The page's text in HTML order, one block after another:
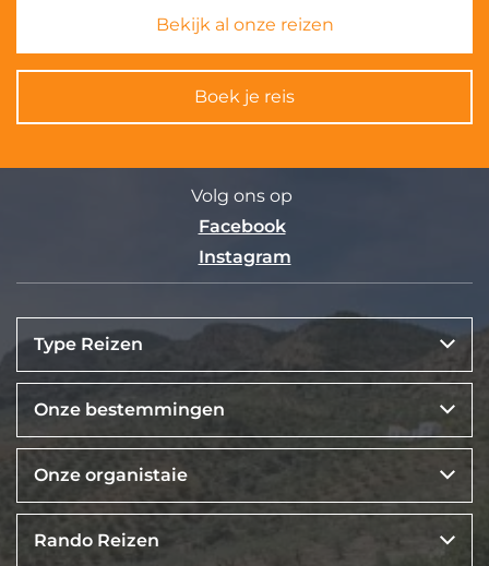
Bekijk al onze reizen
Boek je reis
Volg ons op
Facebook
Instagram
Type Reizen
Onze bestemmingen
Onze organistaie
Rando Reizen